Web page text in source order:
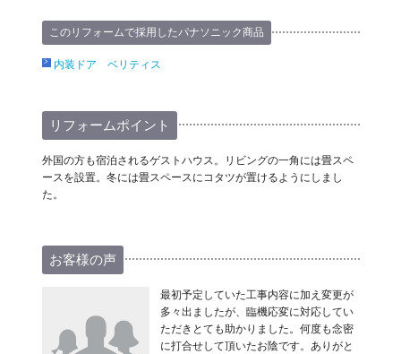
このリフォームで採用したパナソニック商品
内装ドア ベリティス
リフォームポイント
外国の方も宿泊されるゲストハウス。リビングの一角には畳スペ
ースを設置。冬には畳スペースにコタツが置けるようにしまし
た。
お客様の声
最初予定していた工事内容に加え変更が
多々出ましたが、臨機応変に対応してい
ただきとても助かりました。何度も念密
に打合せして頂いたお陰です。ありがと